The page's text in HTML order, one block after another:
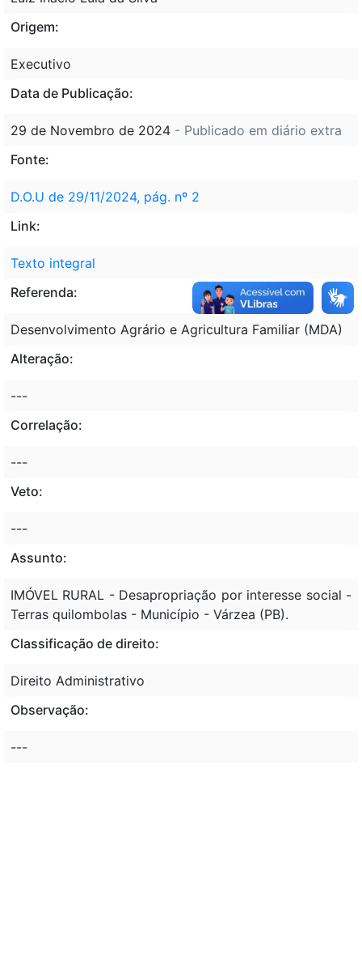
Origem:
Executivo
Data de Publicação:
29 de Novembro de 2024 - Publicado em diário extra
Fonte:
D.O.U de 29/11/2024, pág. nº 2
Link:
Texto integral
Referenda:
Desenvolvimento Agrário e Agricultura Familiar (MDA)
Alteração:
---
Correlação:
---
Veto:
---
Assunto:
IMÓVEL RURAL - Desapropriação por interesse social -
Terras quilombolas - Município - Várzea (PB).
Classificação de direito:
Direito Administrativo
Observação:
---